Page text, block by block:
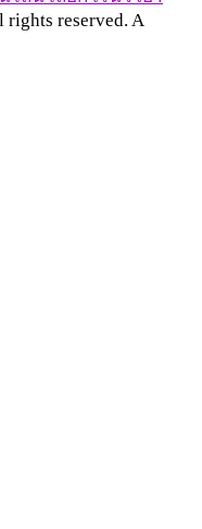
rights reserved. A